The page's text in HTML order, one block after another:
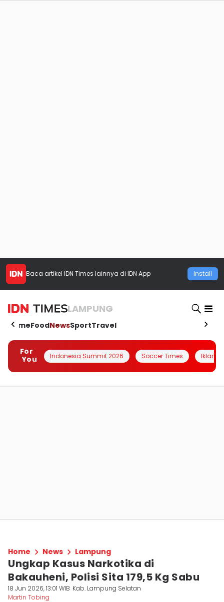
Baca artikel IDN Times lainnya di IDN App Install
LAMPUNG
HomeFoodNewsSportTravel
For
You
Indonesia Summit 2026 Soccer Times Iklanin
Home News Lampung
Ungkap Kasus Narkotika di
Bakauheni, Polisi Sita 179,5 Kg Sabu
18 Jun 2026, 13:01 WIB Kab. Lampung Selatan
Martin Tobing